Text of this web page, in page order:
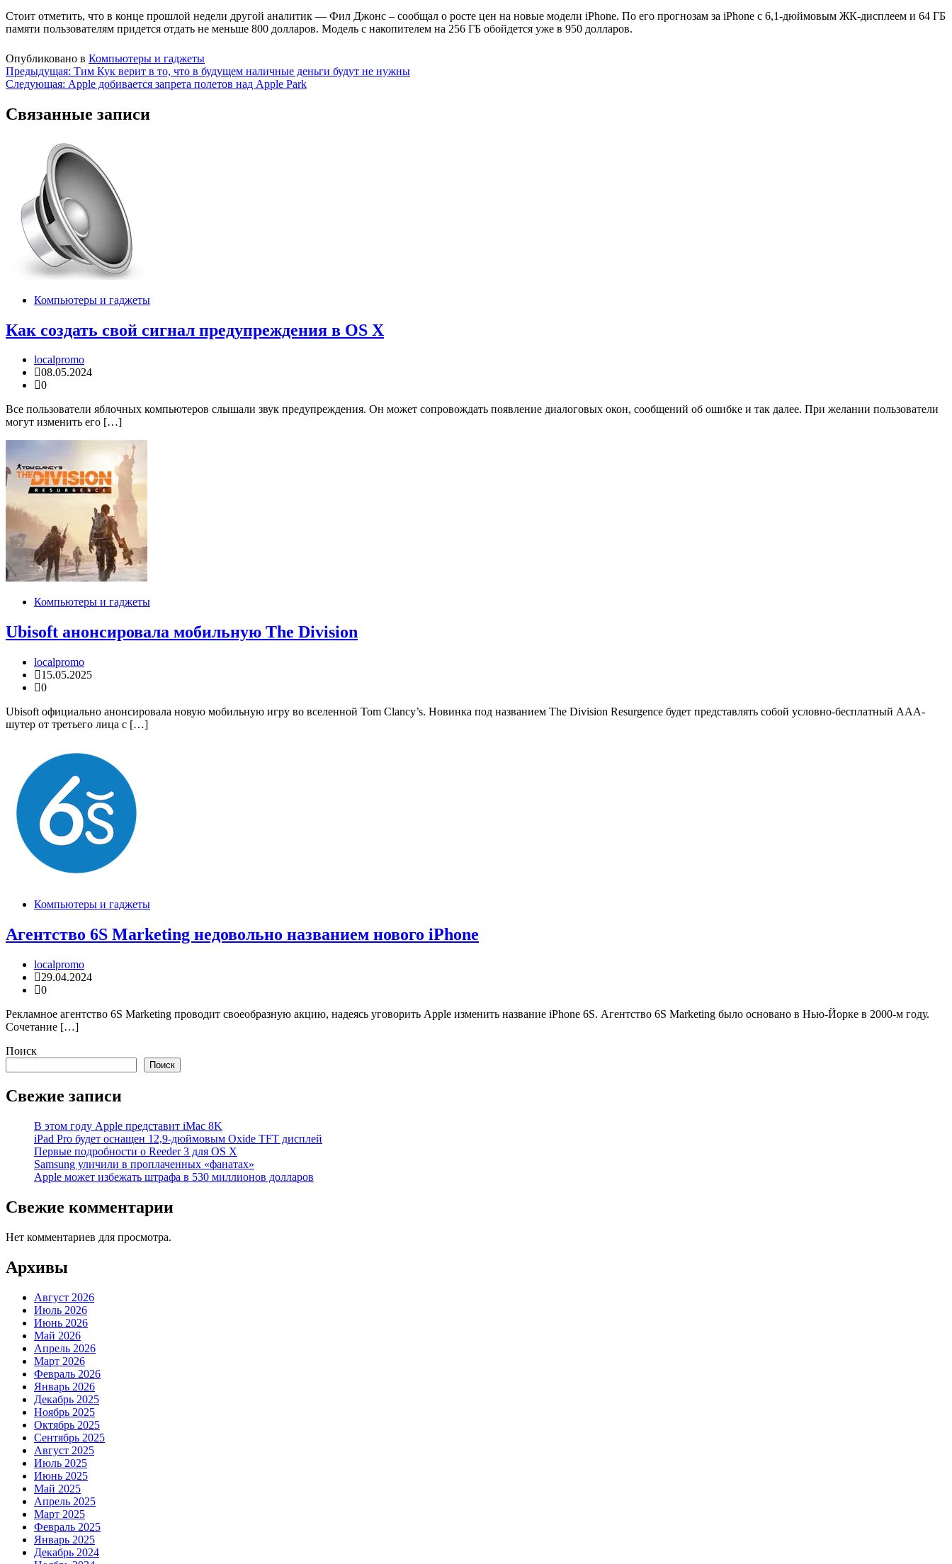
Стоит отметить, что в конце прошлой недели другой аналитик — Фил Джонс – сообщал о росте цен на новые модели iPhone. По его прогнозам за iPhone с 6,1-дюймовым ЖК-дисплеем и 64 ГБ
памяти пользователям придется отдать не меньше 800 долларов. Модель с накопителем на 256 ГБ обойдется уже в 950 долларов.
Опубликовано в Компьютеры и гаджеты
Навигация
по
записям
Предыдущая: Тим Кук верит в то, что в будущем наличные деньги будут не нужны
Следующая: Apple добивается запрета полетов над Apple Park
Связанные записи
Компьютеры и гаджеты
Как создать свой сигнал предупреждения в OS X
localpromo
08.05.2024
0
Все пользователи яблочных компьютеров слышали звук предупреждения. Он может сопровождать появление диалоговых окон, сообщений об ошибке и так далее. При желании пользователи
могут изменить его […]
Компьютеры и гаджеты
Ubisoft анонсировала мобильную The Division
localpromo
15.05.2025
0
Ubisoft официально анонсировала новую мобильную игру во вселенной Tom Clancy’s. Новинка под названием The Division Resurgence будет представлять собой условно-бесплатный AAA-
шутер от третьего лица с […]
Компьютеры и гаджеты
Агентство 6S Marketing недовольно названием нового iPhone
localpromo
29.04.2024
0
Рекламное агентство 6S Marketing проводит своеобразную акцию, надеясь уговорить Apple изменить название iPhone 6S. Агентство 6S Marketing было основано в Нью-Йорке в 2000-м году.
Сочетание […]
Поиск
Поиск
Свежие записи
В этом году Apple представит iMac 8K
iPad Pro будет оснащен 12,9-дюймовым Oxide TFT дисплей
Первые подробности о Reeder 3 для OS X
Samsung уличили в проплаченных «фанатах»
Apple может избежать штрафа в 530 миллионов долларов
Свежие комментарии
Нет комментариев для просмотра.
Архивы
Август 2026
Июль 2026
Июнь 2026
Май 2026
Апрель 2026
Март 2026
Февраль 2026
Январь 2026
Декабрь 2025
Ноябрь 2025
Октябрь 2025
Сентябрь 2025
Август 2025
Июль 2025
Июнь 2025
Май 2025
Апрель 2025
Март 2025
Февраль 2025
Январь 2025
Декабрь 2024